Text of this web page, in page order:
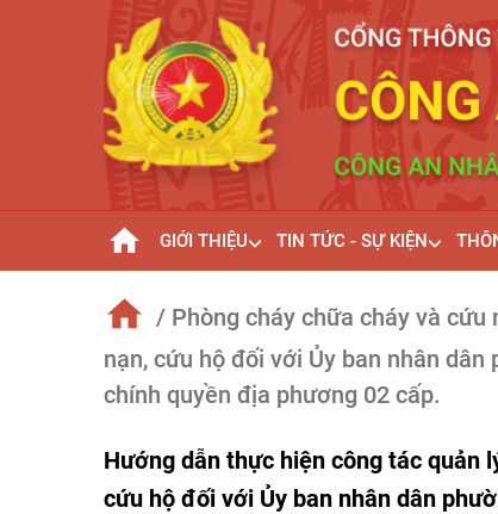
GIỚI THIỆU TIN TỨC - SỰ KIỆN
/ Phòng cháy chữa cháy và cứu
nạn, cứu hộ đối với Ủy ban nhân dân
chính quyền địa phương 02 cấp.
Hướng dẫn thực hiện công tác quản
cứu hộ đối với Ủy ban nhân dân